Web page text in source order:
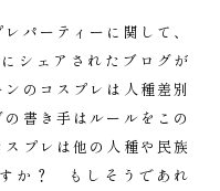
パーティーに関して、
シェアされたブログが
のコスプレは人種差別
書き手はルールをこの
プレは他の人種や民族
か？ もしそうであれ